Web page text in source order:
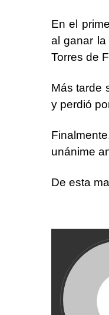
En el
al ganar
Torres de
Más tarde
y perdió
unánime
De esta